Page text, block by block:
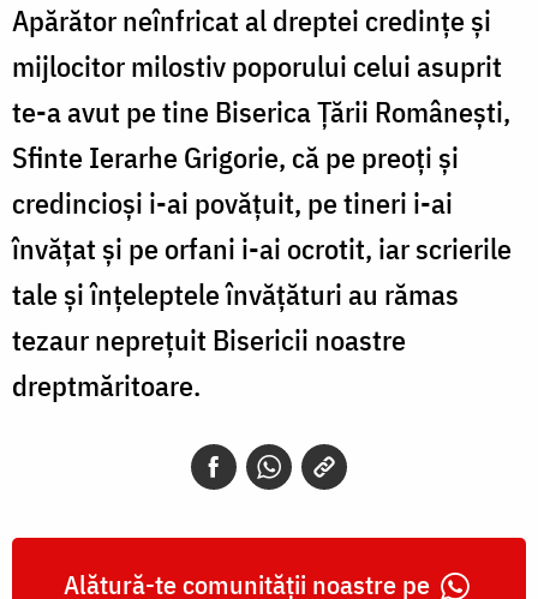
Apărător neînfricat al dreptei credinţe şi
mijlocitor milostiv poporului celui asuprit
te-a avut pe tine Biserica Ţării Româneşti,
Sfinte Ierarhe Grigorie, că pe preoţi şi
credincioşi i-ai povăţuit, pe tineri i-ai
învăţat şi pe orfani i-ai ocrotit, iar scrierile
tale şi înţeleptele învăţături au rămas
tezaur nepreţuit Bisericii noastre
dreptmăritoare.
Alătură-te comunității noastre pe